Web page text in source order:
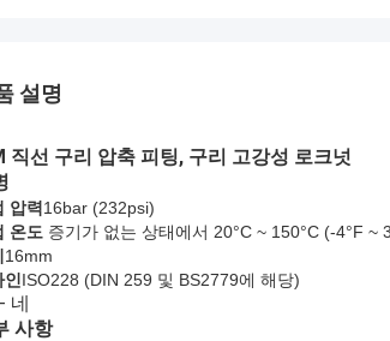
설명
직선 구리 압축 피팅, 구리 고강성 로크넛
압력 16bar (232psi)
온도 증기가 없는 상태에서 20°C ~ 150°C (-4°F ~
16mm
ISO228 (DIN 259 및 BS2779에 해당)
- 네
사항